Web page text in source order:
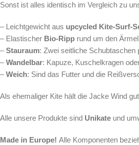
Sonst ist alles identisch im Vergleich zu
– Leichtgewicht aus upcycled Kite-Surf-
– Elastischer Bio-Ripp rund um den
–Stauraum: Zwei seitliche
–Wandelbar: Kapuze, Kuschelkragen
–Weich: Sind das Futter und die
Als ehemaliger Kite hält die Jacke Wind
Alle unsere Produkte sind Unikate und
Made in Europe! Alle Komponenten